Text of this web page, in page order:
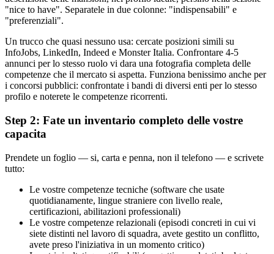
"nice to have". Separatele in due colonne: "indispensabili" e
"preferenziali".
Un trucco che quasi nessuno usa: cercate posizioni simili su
InfoJobs, LinkedIn, Indeed e Monster Italia. Confrontare 4-5
annunci per lo stesso ruolo vi dara una fotografia completa delle
competenze che il mercato si aspetta. Funziona benissimo anche per
i concorsi pubblici: confrontate i bandi di diversi enti per lo stesso
profilo e noterete le competenze ricorrenti.
Step 2: Fate un inventario completo delle vostre
capacita
Prendete un foglio — si, carta e penna, non il telefono — e scrivete
tutto:
Le vostre competenze tecniche (software che usate
quotidianamente, lingue straniere con livello reale,
certificazioni, abilitazioni professionali)
Le vostre competenze relazionali (episodi concreti in cui vi
siete distinti nel lavoro di squadra, avete gestito un conflitto,
avete preso l'iniziativa in un momento critico)